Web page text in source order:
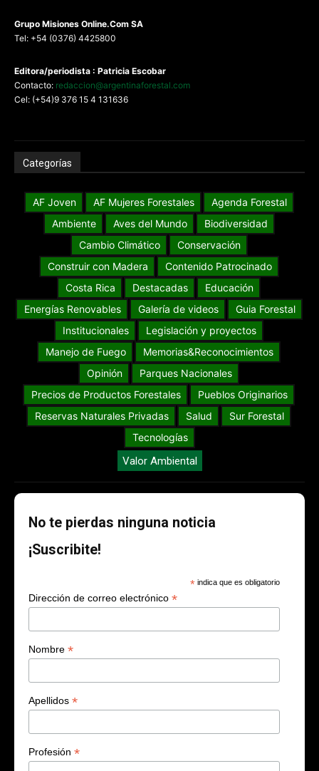
Grupo Misiones Online.Com SA
Tel: +54 (0376) 4425800
Editora/periodista : Patricia Escobar
Contacto: redaccion@argentinaforestal.com
Cel: (+54)9 376 15 4 131636
Categorías
AF Joven AF Mujeres Forestales
Agenda Forestal
Ambiente
Aves del Mundo
Biodiversidad
Cambio Climático
Conservación
Construir con Madera
Contenido Patrocinado
Costa Rica
Destacadas
Educación
Energías Renovables
Galería de videos
Guia Forestal
Institucionales
Legislación y proyectos
Manejo de Fuego
Memorias&Reconocimientos
Opinión
Parques Nacionales
Precios de Productos Forestales
Pueblos Originarios
Reservas Naturales Privadas
Salud
Sur Forestal
Tecnologías
Valor Ambiental
No te pierdas ninguna noticia
¡Suscribite!
* indica que es obligatorio
Dirección de correo electrónico *
Nombre *
Apellidos *
Profesión *